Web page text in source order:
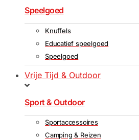
Speelgoed
Knuffels
Educatief speelgoed
Speelgoed
Vrije Tijd & Outdoor
Sport & Outdoor
Sportaccessoires
Camping & Reizen